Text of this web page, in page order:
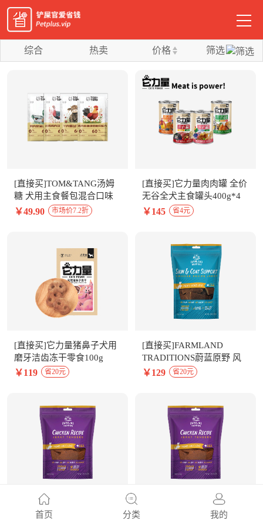
综合 热卖 价格 筛选
[直接买]TOM&TANG汤姆
糖 犬用主食餐包混合口味
100g*8包整盒装
￥49.90 市场价7.2折
[直接买]它力量肉肉罐 全价
无谷全犬主食罐头400g*4
罐 4口味组合
￥145 省4元
[直接买]它力量猪鼻子犬用
磨牙洁齿冻干零食100g
￥119 省20元
[直接买]FARMLAND
TRADITIONS蔚蓝原野 风
干鸡肉干犬用零食
￥129 省20元
[直接买]FARMLAND
TRADITIONS蔚蓝原野 风
[直接买]FARMLAND
TRADITIONS蔚蓝原野 风
首页 分类 我的